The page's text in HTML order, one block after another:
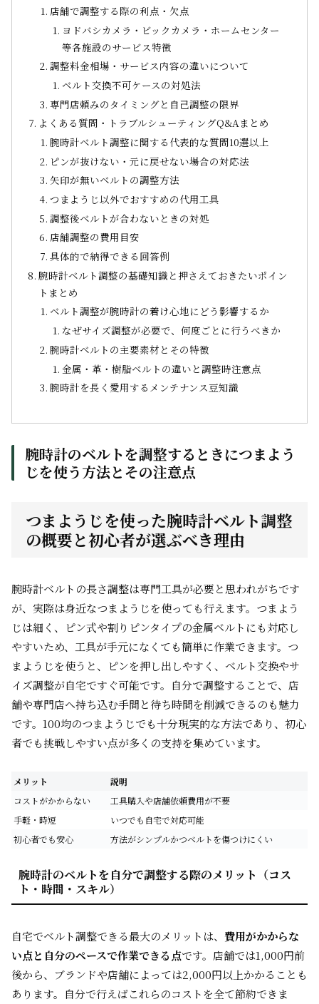
店舗で調整する際の利点・欠点
ヨドバシカメラ・ビックカメラ・ホームセンター
等各施設のサービス特徴
調整料金相場・サービス内容の違いについて
ベルト交換不可ケースの対処法
専門店頼みのタイミングと自己調整の限界
よくある質問・トラブルシューティングQ&Aまとめ
腕時計ベルト調整に関する代表的な質問10選以上
ピンが抜けない・元に戻せない場合の対応法
矢印が無いベルトの調整方法
つまようじ以外でおすすめの代用工具
調整後ベルトが合わないときの対処
店舗調整の費用目安
具体的で納得できる回答例
腕時計ベルト調整の基礎知識と押さえておきたいポイン
トまとめ
ベルト調整が腕時計の着け心地にどう影響するか
なぜサイズ調整が必要で、何度ごとに行うべきか
腕時計ベルトの主要素材とその特徴
金属・革・樹脂ベルトの違いと調整時注意点
腕時計を長く愛用するメンテナンス豆知識
腕時計のベルトを調整するときにつまよう
じを使う方法とその注意点
つまようじを使った腕時計ベルト調整
の概要と初心者が選ぶべき理由
腕時計ベルトの長さ調整は専門工具が必要と思われがちです
が、実際は身近なつまようじを使っても行えます。つまよう
じは細く、ピン式や割りピンタイプの金属ベルトにも対応し
やすいため、工具が手元になくても簡単に作業できます。つ
まようじを使うと、ピンを押し出しやすく、ベルト交換やサ
イズ調整が自宅ですぐ可能です。自分で調整することで、店
舗や専門店へ持ち込む手間と待ち時間を削減できるのも魅力
です。100均のつまようじでも十分現実的な方法であり、初心
者でも挑戦しやすい点が多くの支持を集めています。
メリット
説明
コストがかからない
工具購入や店舗依頼費用が不要
手軽・時短
いつでも自宅で対応可能
初心者でも安心
方法がシンプルかつベルトを傷つけにくい
腕時計のベルトを自分で調整する際のメリット（コス
ト・時間・スキル）
自宅でベルト調整できる最大のメリットは、 費用がかからな
い点と自分のペースで作業できる点です。店舗では1,000円前
後から、ブランドや店舗によっては2,000円以上かかることも
あります。自分で行えばこれらのコストを全て節約できま